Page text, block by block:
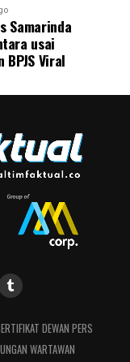
Samarinda
usai
BPJS Viral
DEWAN PERS
WARTAWAN